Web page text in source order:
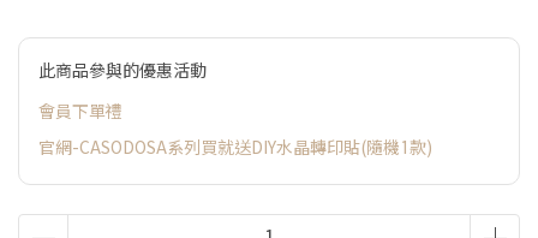
此商品參與的優惠活動
會員下單禮
官網-CASODOSA系列買就送DIY水晶轉印貼(隨機1款)